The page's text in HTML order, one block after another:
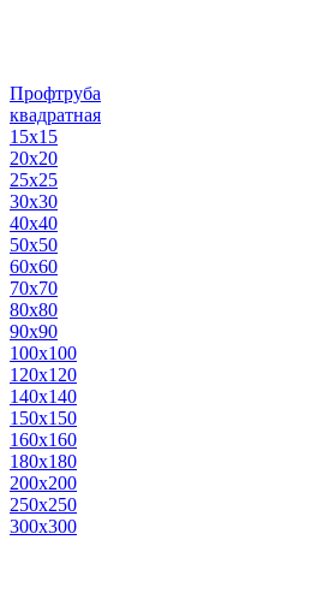
Профтруба
квадратная
15х15
20х20
25х25
30х30
40х40
50х50
60х60
70х70
80х80
90х90
100х100
120х120
140х140
150х150
160х160
180х180
200х200
250х250
300х300